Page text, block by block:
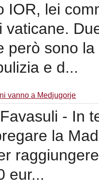
IOR, lei
vaticane.
però sono
e d...
vanno a Medjugorje
- In
la
eur...